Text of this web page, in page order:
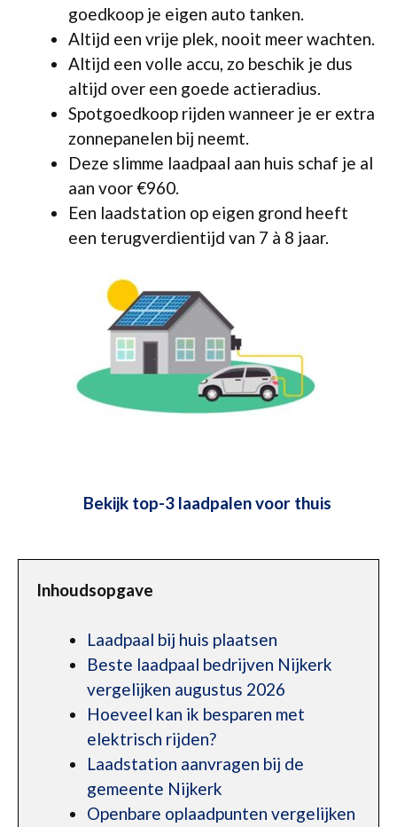
goedkoop je eigen auto tanken.
Altijd een vrije plek, nooit meer wachten.
Altijd een volle accu, zo beschik je dus
altijd over een goede actieradius.
Spotgoedkoop rijden wanneer je er extra
zonnepanelen bij neemt.
Deze slimme laadpaal aan huis schaf je al
aan voor €960.
Een laadstation op eigen grond heeft
een terugverdientijd van 7 à 8 jaar.
Bekijk top-3 laadpalen voor thuis
Inhoudsopgave
Laadpaal bij huis plaatsen
Beste laadpaal bedrijven Nijkerk
vergelijken augustus 2026
Hoeveel kan ik besparen met
elektrisch rijden?
Laadstation aanvragen bij de
gemeente Nijkerk
Openbare oplaadpunten vergelijken